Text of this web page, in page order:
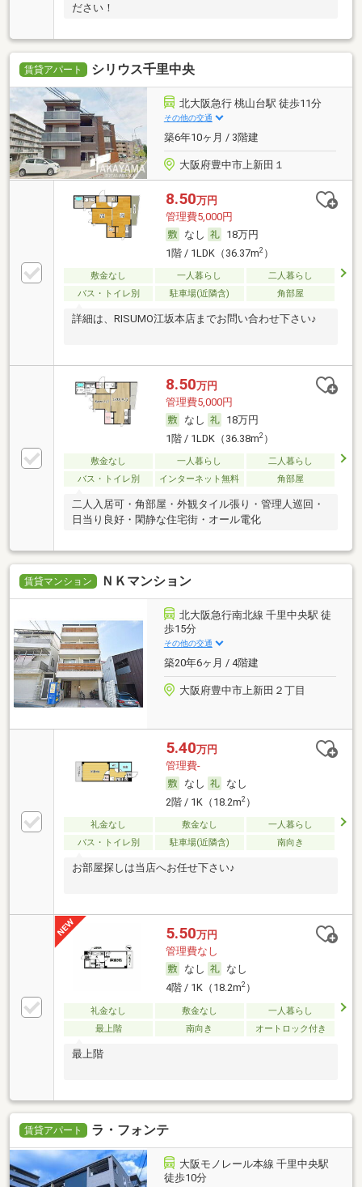
ださい！
賃貸アパート シリウス千里中央
北大阪急行 桃山台駅 徒歩11分
その他の交通
築6年10ヶ月 / 3階建
大阪府豊中市上新田１
8.50万円
管理費5,000円
なし
18万円
1階 / 1LDK（36.37m2）
敷金なし 一人暮らし
二人暮らし
バス・トイレ別
駐車場(近隣含) 角部屋
詳細は、RISUMO江坂本店までお問い合わせ下さい♪
8.50万円
管理費5,000円
なし
18万円
1階 / 1LDK（36.38m2）
敷金なし 一人暮らし
二人暮らし
バス・トイレ別
インターネット無料 角部屋
二人入居可・角部屋・外観タイル張り・管理人巡回・
日当り良好・閑静な住宅街・オール電化
賃貸マンション ＮＫマンション
北大阪急行南北線 千里中央駅 徒
歩15分
その他の交通
築20年6ヶ月 / 4階建
大阪府豊中市上新田２丁目
5.40万円
管理費-
なし
なし
2階 / 1K（18.2m2）
礼金なし 敷金なし
一人暮らし
バス・トイレ別
駐車場(近隣含) 南向き
お部屋探しは当店へお任せ下さい♪
5.50万円
管理費なし
なし
なし
4階 / 1K（18.2m2）
礼金なし 敷金なし
一人暮らし
最上階
南向き オートロック付き
最上階
賃貸アパート ラ・フォンテ
大阪モノレール本線 千里中央駅
徒歩10分